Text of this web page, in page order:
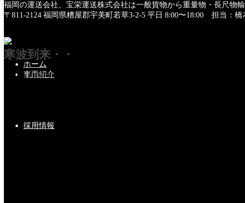
福岡の運送会社、宝栄運送株式会社は一般貨物から重量物・長尺物
〒811-2124 福岡県糟屋郡宇美町若草3-2-5 平日 8:00〜18:00 担当：橋
ホーム
車両紹介
採用情報
HOME
スタッフ
寒波到来・・
2021年1月8日
乗務員の皆さんの、無事の帰社を願っているところです。